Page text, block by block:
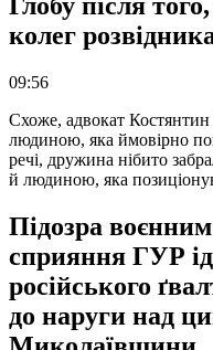
Глобу після
колег
09:56
Схоже, адвокат Костянтин
людиною, яка ймовірно
речі, дружина нібито
й людиною, яка
Підозра
сприяння ГУР
російського
до наруги над